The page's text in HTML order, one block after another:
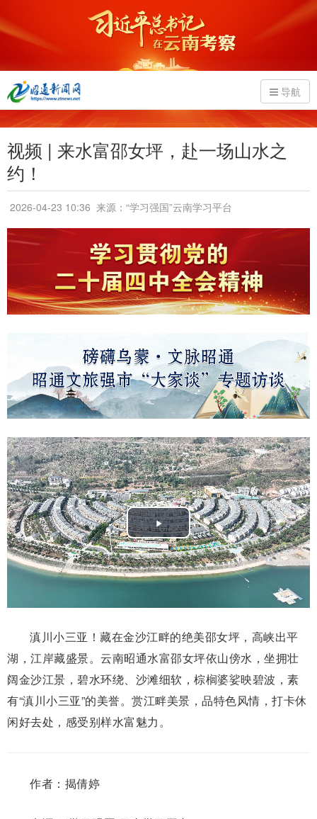
导航
视频 | 来水富邵女坪，赴一场山水之
约！
2026-04-23 10:36 来源：“学习强国”云南学习平台
Play
Video
滇川小三亚！藏在金沙江畔的绝美邵女坪，高峡出平
湖，江岸藏盛景。云南昭通水富邵女坪依山傍水，坐拥壮
阔金沙江景，碧水环绕、沙滩细软，棕榈婆娑映碧波，素
有“滇川小三亚”的美誉。赏江畔美景，品特色风情，打卡休
闲好去处，感受别样水富魅力。
作者：揭倩婷